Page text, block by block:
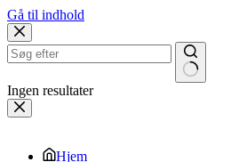
Gå til indhold
Ingen resultater
Hjem